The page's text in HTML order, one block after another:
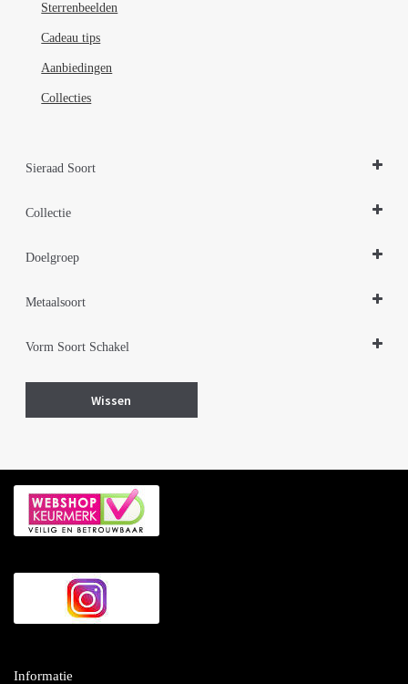
Sterrenbeelden
Cadeau tips
Aanbiedingen
Collecties
Sieraad Soort
Collectie
Doelgroep
Kindersieraden
Metaalsoort
Vorm Soort Schakel
Wissen
Informatie